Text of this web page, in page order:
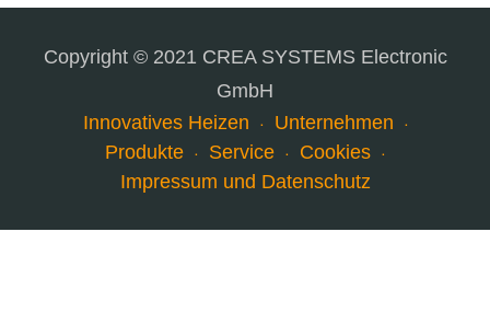
Copyright © 2021 CREA SYSTEMS Electronic
GmbH
Innovatives Heizen
Unternehmen
Produkte
Service
Cookies
Impressum und Datenschutz